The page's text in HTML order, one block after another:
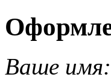
Ваше имя: